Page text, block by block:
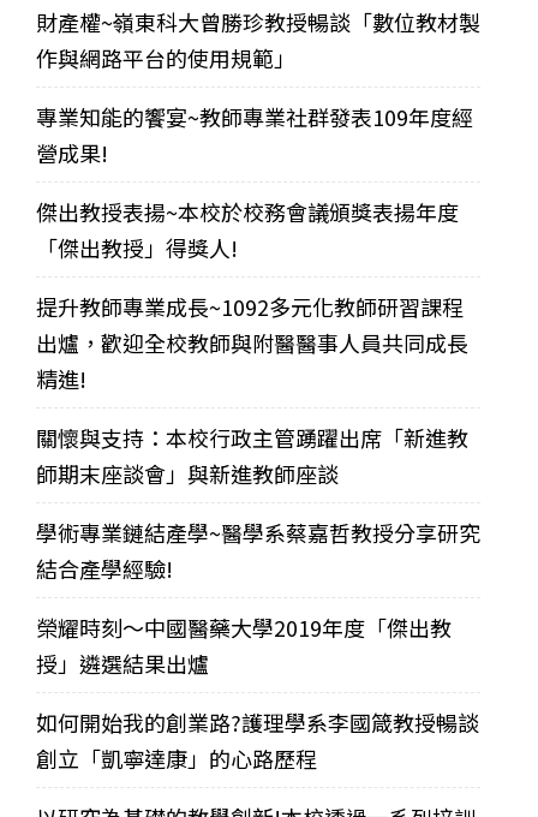
財產權~嶺東科大曾勝珍教授暢談「數位教材製
作與網路平台的使用規範」
專業知能的饗宴~教師專業社群發表109年度經
營成果!
傑出教授表揚~本校於校務會議頒獎表揚年度
「傑出教授」得獎人!
提升教師專業成長~1092多元化教師研習課程
出爐，歡迎全校教師與附醫醫事人員共同成長
精進!
關懷與支持：本校行政主管踴躍出席「新進教
師期末座談會」與新進教師座談
學術專業鏈結產學~醫學系蔡嘉哲教授分享研究
結合產學經驗!
榮耀時刻～中國醫藥大學2019年度「傑出教
授」遴選結果出爐
如何開始我的創業路?護理學系李國箴教授暢談
創立「凱寧達康」的心路歷程